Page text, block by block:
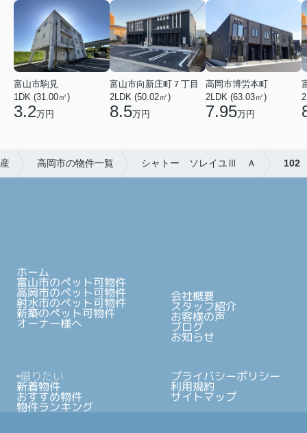
富山市駒見
1DK (31.00㎡)
3.2万円
富山市向新庄町７丁目
2LDK (50.02㎡)
8.5万円
高岡市博労本町
2LDK (63.03㎡)
7.95万円
高岡市の物件一覧 シャトー ソレイユⅢ Ａ 102
ホーム
富山市のペット可物件
高岡市のペット可物件
射水市のペット可物件
新築のペット可物件
オーナー様へ
会社概要
スタッフ紹介
お客様の声
ブログ
お知らせ
借りたい
新着物件
おすすめ物件
物件ランキング
プライバシーポリシー
利用規約
サイトマップ